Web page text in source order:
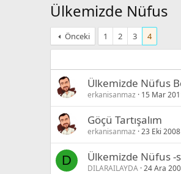
Ülkemizde Nüfus
Önceki 1 2 3 4
Ülkemizde Nüfus
erkanisanmaz 15 Mar
Göçü Tartışalım
erkanisanmaz 23 Eki 2008
D Ülkemizde Nüfus -
DILARAILAYDA 24 Ara